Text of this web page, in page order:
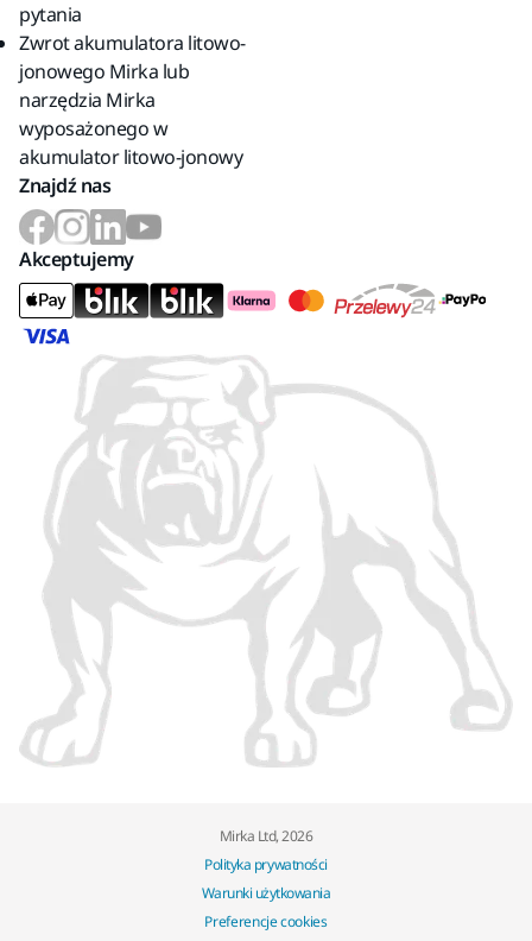
pytania
Zwrot akumulatora litowo-
jonowego Mirka lub
narzędzia Mirka
wyposażonego w
akumulator litowo-jonowy
Znajdź nas
Akceptujemy
Mirka Ltd, 2026
Polityka prywatności
Warunki użytkowania
Preferencje cookies